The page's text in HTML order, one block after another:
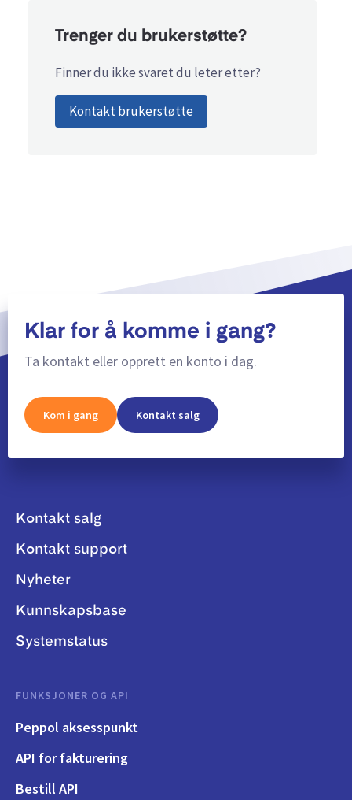
Trenger du brukerstøtte?
Finner du ikke svaret du leter etter?
Kontakt brukerstøtte
Klar for å komme i gang?
Ta kontakt eller opprett en konto i dag.
Kom i gang Kontakt salg
Kontakt salg
Kontakt support
Nyheter
Kunnskapsbase
Systemstatus
FUNKSJONER OG API
Peppol aksesspunkt
API for fakturering
Bestill API